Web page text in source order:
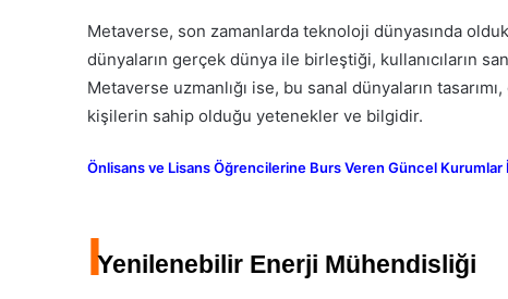
Metaverse, son zamanlarda teknoloji dünyasında
dünyaların gerçek dünya ile birleştiği, kullanıcıların
Metaverse uzmanlığı ise, bu sanal dünyaların
kişilerin sahip olduğu yetenekler ve bilgidir.
Önlisans ve Lisans Öğrencilerine Burs Veren Güncel Kurumlar
IYenilenebilir Enerji Mühendisliği